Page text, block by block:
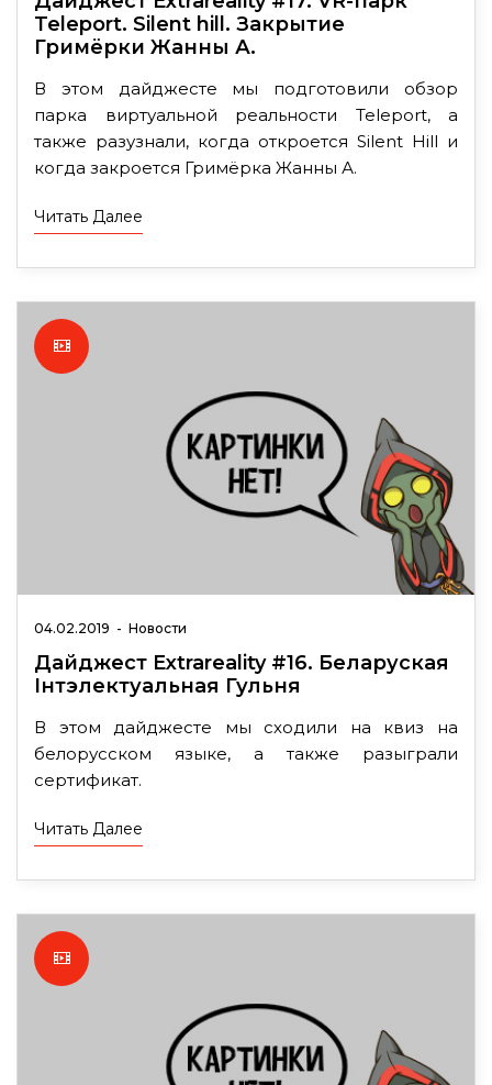
Teleport. Silent hill. Закрытие
Гримёрки Жанны А.
В этом дайджесте мы подготовили обзор
парка виртуальной реальности Teleport, а
также разузнали, когда откроется Silent Hill и
когда закроется Гримёрка Жанны А.
Читать Далее
04.02.2019 - Новости
Дайджест Extrareality #16. Беларуская
Iнтэлектуальная Гульня
В этом дайджесте мы сходили на квиз на
белорусском языке, а также разыграли
сертификат.
Читать Далее